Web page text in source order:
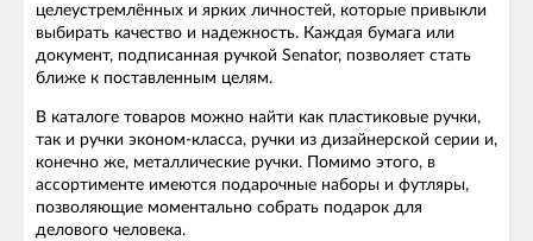
целеустремлённых и ярких личностей, которые привыкли
выбирать качество и надежность. Каждая бумага или
документ, подписанная ручкой Senator, позволяет стать
ближе к поставленным целям.
В каталоге товаров можно найти как пластиковые ручки,
так и ручки эконом-класса, ручки из дизайнерской серии и,
конечно же, металлические ручки. Помимо этого, в
ассортименте имеются подарочные наборы и футляры,
позволяющие моментально собрать подарок для
делового человека.